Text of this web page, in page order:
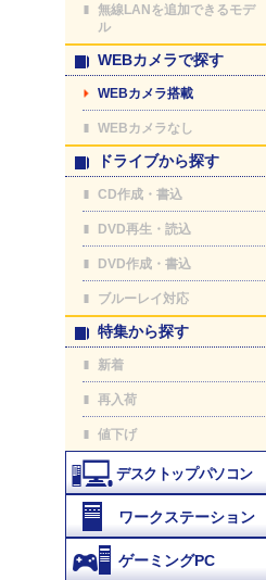
無線LANを追加できるモデ
ル
WEBカメラで探す
WEBカメラ搭載
WEBカメラなし
ドライブから探す
CD作成・書込
DVD再生・読込
DVD作成・書込
ブルーレイ対応
特集から探す
新着
再入荷
値下げ